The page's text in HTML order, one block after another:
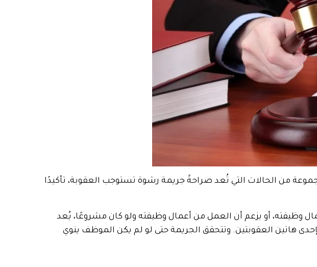
من الحالات التي تُعد صراحةً جريمة رشوة تستوجب العقوبة، تأكيدًا
وظيفته، أو يزعم أن العمل من أعمال وظيفته ولو كان مشروعًا، يُعد
هاتين العقوبتين. وتتحقق الجريمة حتى لو لم يكن الموظف ينوي